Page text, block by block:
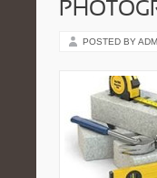
POSTED BY